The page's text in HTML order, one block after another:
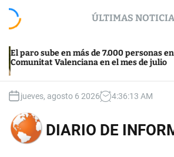
c
ÚLTIMAS
sube en más de 7.000 personas en la
Valenciana en el mes de julio
jueves, agosto 6 2026 4:36:14 AM
DIARIO DE